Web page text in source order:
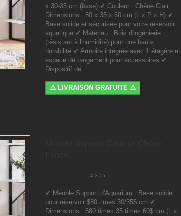
x 30-35 cm (base).✔ Couleur : Chêne Clair.
Dimensions : 80 x 35 x 60 cm (L x P x H).✔
Base solide et sécurisée pour votre réservoir
aquatique.✔ Matériau : Bois d'ingénierie
(résistant à l'humidité) pour une haute
durabilité.✔ Armoire intégrée avec 1 étagère et
espace de rangement pour accessoires.✔
Dispositif de...
⚠️ LIVRAISON GRATUITE ⚠️
4.3 / 5
✔ Meuble Support d'Aquarium : Base solide
pour réservoir $80 times 30/35$ cm.✔
Dimensions : $80 times 35 times 60$ cm (L x